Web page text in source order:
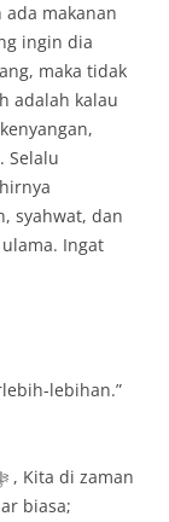
makanan
ingin dia
maka tidak
adalah kalau
Selalu
syahwat, dan
Ingat
lebihan.”
biasa;